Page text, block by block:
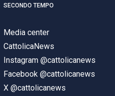
SECONDO TEMPO
Media center
CattolicaNews
Instagram @cattolicanews
Facebook @cattolicanews
X @cattolicanews